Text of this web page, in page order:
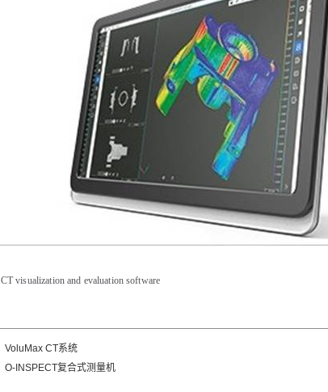
CT visualization and evaluation software
VoluMax CT系统
O-INSPECT复合式测量机